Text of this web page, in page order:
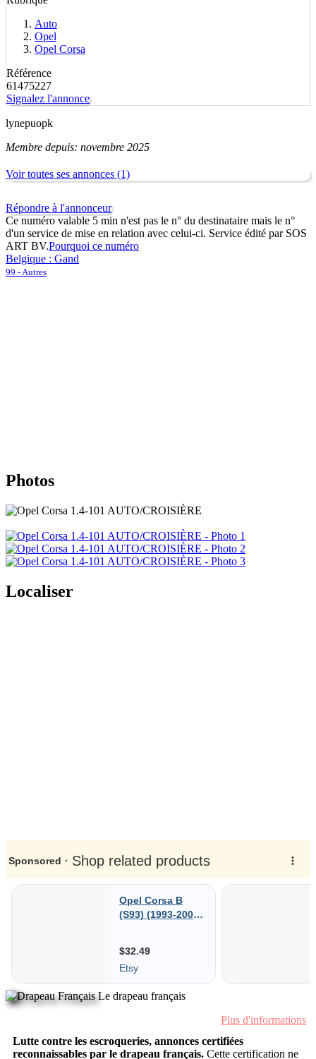
Auto
Opel
Opel Corsa
Référence
61475227
Signalez l'annonce
lynepuopk
Membre depuis: novembre 2025
Voir toutes ses annonces (1)
Répondre à l'annonceur
Ce numéro valable 5 min n'est pas le n° du destinataire mais le n°
d'un service de mise en relation avec celui-ci. Service édité par SOS
ART BV.Pourquoi ce numéro
Belgique : Gand
99 - Autres
Photos
Localiser
Le drapeau français
Plus d'informations
Lutte contre les escroqueries, annonces certifiées
reconnaissables par le drapeau français. Cette certification ne